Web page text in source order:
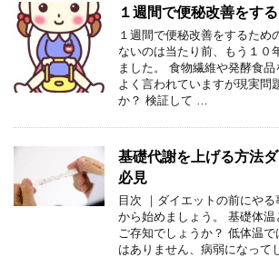
１週間で便秘改善をす
１週間で便秘改善をするため
ないのは当たり前、もう１０
ました。 食物繊維や発酵食品
よく言われていますが現実問
か？ 検証して …
基礎代謝を上げる方法
必見
目次 ｜ダイエットの前にや
から始めましょう。 基礎体
ご存知でしょうか？ 低体温
はありません、病弱になって